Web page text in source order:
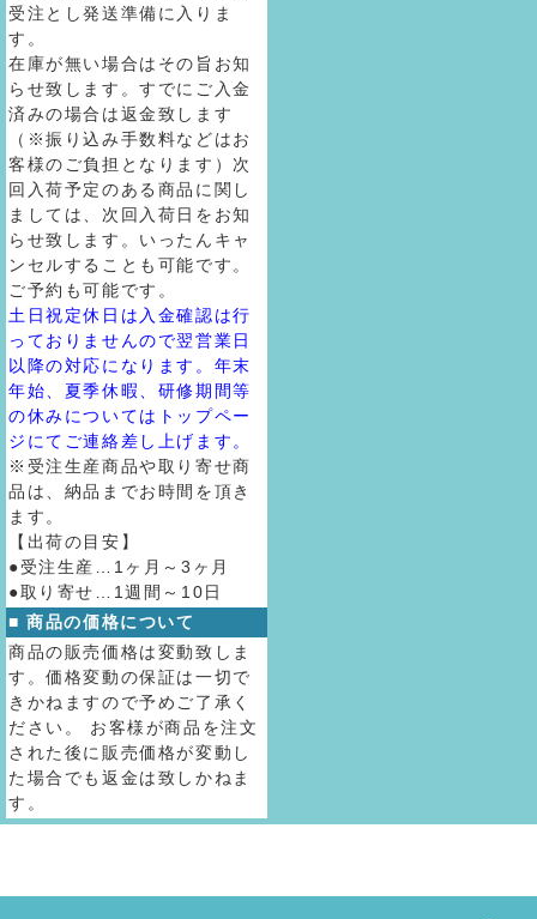
受注とし発送準備に入りま
す。
在庫が無い場合はその旨お知
らせ致します。すでにご入金
済みの場合は返金致します
（※振り込み手数料などはお
客様のご負担となります）次
回入荷予定のある商品に関し
ましては、次回入荷日をお知
らせ致します。いったんキャ
ンセルすることも可能です。
ご予約も可能です。
土日祝定休日は入金確認は行
っておりませんので翌営業日
以降の対応になります。年末
年始、夏季休暇、研修期間等
の休みについてはトップペー
ジにてご連絡差し上げます。
※受注生産商品や取り寄せ商
品は、納品までお時間を頂き
ます。
【出荷の目安】
●受注生産…1ヶ月～3ヶ月
●取り寄せ…1週間～10日
■ 商品の価格について
商品の販売価格は変動致しま
す。価格変動の保証は一切で
きかねますので予めご了承く
ださい。 お客様が商品を注文
された後に販売価格が変動し
た場合でも返金は致しかねま
す。